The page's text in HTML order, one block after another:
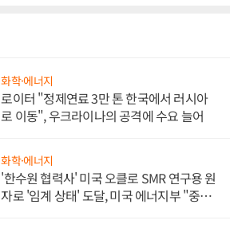
화학·에너지
로이터 "정제연료 3만 톤 한국에서 러시아
로 이동", 우크라이나의 공격에 수요 늘어
화학·에너지
'한수원 협력사' 미국 오클로 SMR 연구용 원
자로 '임계 상태' 도달, 미국 에너지부 "중요